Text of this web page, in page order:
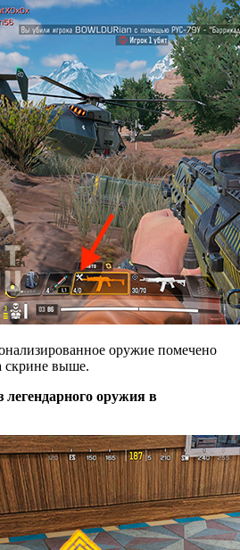
оружие помечено
скрине выше.
легендарного оружия в